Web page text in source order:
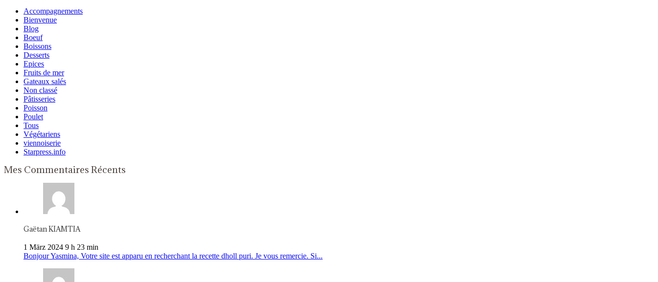
Accompagnements
Bienvenue
Blog
Boeuf
Boissons
Desserts
Epices
Fruits de mer
Gateaux salés
Non classé
Pâtisseries
Poisson
Poulet
Tous
Végétariens
viennoiserie
Starpress.info
Mes Commentaires Récents
Gaëtan KIAMTIA
1 März 2024 9 h 23 min
Bonjour Yasmina, Votre site est apparu en recherchant la recette dholl puri. Je vous remercie. Si...